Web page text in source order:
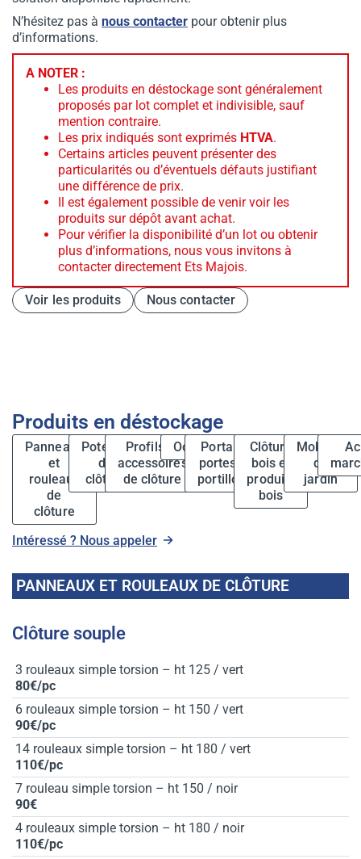
N’hésitez pas à nous contacter pour obtenir plus
d’informations.
A NOTER :
Les produits en déstockage sont généralement
proposés par lot complet et indivisible, sauf
mention contraire.
Les prix indiqués sont exprimés HTVA.
Certains articles peuvent présenter des
particularités ou d’éventuels défauts justifiant
une différence de prix.
Il est également possible de venir voir les
produits sur dépôt avant achat.
Pour vérifier la disponibilité d’un lot ou obtenir
plus d’informations, nous vous invitons à
contacter directement Ets Majois.
Voir les produits Nous contacter
Produits en déstockage
Panneaux
et
rouleaux
de
clôture
Poteaux
de
clôture
Profils et
accessoires
de clôture
Occultation
Portails,
portes et
portillons
Clôture
bois et
produits
bois
Mobilier
de
jardin
Intéressé ? Nous appeler
PANNEAUX ET ROULEAUX DE CLÔTURE
Clôture souple
3 rouleaux simple torsion – ht 125 / vert
80€/pc
6 rouleaux simple torsion – ht 150 / vert
90€/pc
14 rouleaux simple torsion – ht 180 / vert
110€/pc
7 rouleau simple torsion – ht 150 / noir
90€
4 rouleaux simple torsion – ht 180 / noir
110€/pc